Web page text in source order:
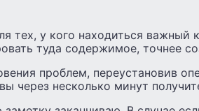
тех, у кого находиться важный
туда содержимое, точнее
проблем, переустановив
через несколько минут